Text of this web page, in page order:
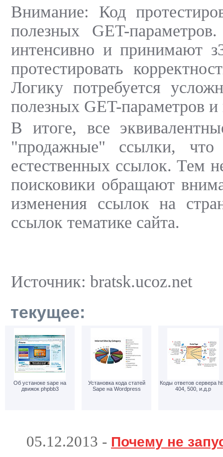
Внимание: Код
полезных GET-
интенсивно и принимают
протестировать
Логику потребуется
полезных GET-параметров
В итоге, все
"продажные" ссылки, что
естественных ссылок. Тем
поисковики обращают
изменения ссылок на
ссылок тематике сайта.
Источник: bratsk.ucoz.net
текущее:
Об устаноке sape на
движок phpbb3
Установка кода статей
Sape на Wordpress
Коды ответов сервера
404, 500, и.д.р
05.12.2013 - Почему не